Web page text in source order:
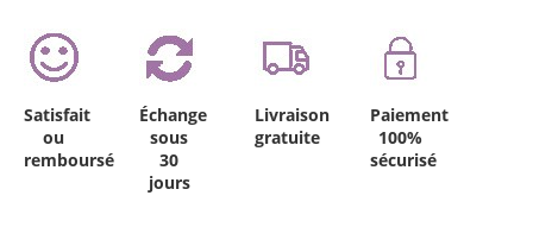
Satisfait
ou
remboursé
Échange
sous
30
jours
Livraison
gratuite
Paiement
100%
sécurisé